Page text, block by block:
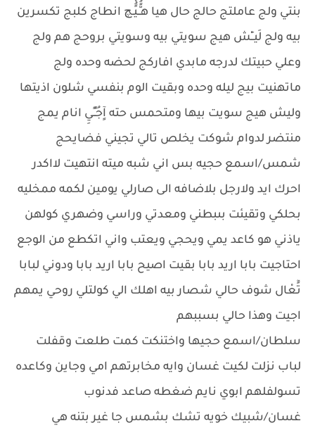
بنتي ولج عاملتج حالج حال هيا هـًُّـيًُْـچ انطاج كلبج تكسرين
بيه ولج لَيــِْش هيج سويتي بيه وسويتي بروحج هم ولج
وعلي حبيتك لدرجه مابدي افاركج لحضه وحده ولج
ماتهنيت بيج ليله وحده وبقيت الوم بنفسي شلون اذيتها
وليش هيج سويت بيها ومتحمس حته آٍجُـٍـٍيِ انام يمج
منتضر لدوام شوكت يخلص تالي تجيني فضايحج
شمس/اسمع حجيه بس اني شبه ميته انتهيت لااكدر
احرك ايد ولارجل بلاضافه الى صارلي يومين لكمه ممخليه
بحلكي وتقيئت بىبطني ومعدتي وراسي وضهري كولهن
ياذني هو كاعد يمي ويحجي ويعتب واني اتكطع من الوجع
احتاجيت بابا اريد بابا بقيت اصيح بابا اريد بابا ودوني لبابا
تًٓعْال شوف حالي شصار بيه اهلك الي كولتلي روحي يمهم
اجيت وهذا حالي بسببهم
سلطان/اسمع حجيها واختنكت كمت طلعت وقفلت
لباب نزلت لكيت غسان وايه مخابرتهم امي وجاين وكاعده
تسولفلهم ابوي نايم ضغطه صاعد فدنوب
غسان/شبيك خويه تشك بشمس جا غير بتنه هي